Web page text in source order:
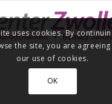
uses cookies. By
the site, you are
our use of cookies.
OK